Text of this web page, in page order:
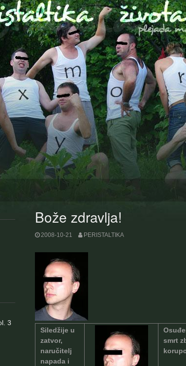
Bože zdravlja!
2008-10-21 PERISTALTIKA
Siledžije u
zatvor,
naručitelj
napada i
smrt
3